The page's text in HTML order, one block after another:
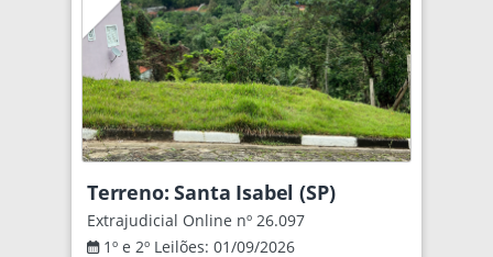
Terreno: Santa Isabel (SP)
Extrajudicial Online nº 26.097
1º e 2º Leilões: 01/09/2026